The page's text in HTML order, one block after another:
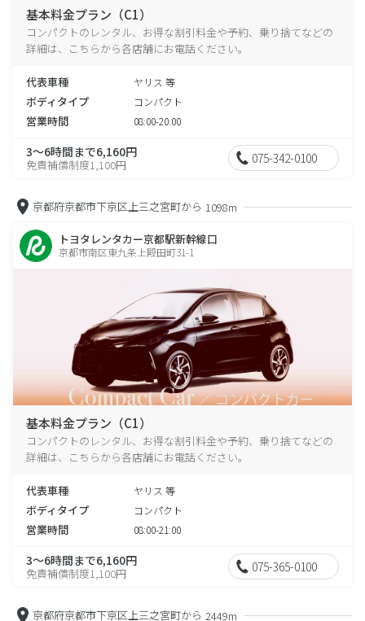
基本料金プラン（C1）
コンパクトのレンタル、お得な割引料金や予約、乗り捨てなどの
詳細は、こちらから各店舗にお電話ください。
代表車種 ヤリス 等
ボディタイプ コンパクト
営業時間 08:00-20:00
3～6時間まで6,160円
免責補償制度1,100円 075-342-0100
京都府京都市下京区上三之宮町から 1098m
トヨタレンタカー京都駅新幹線口
京都市南区東九条上殿田町31-1
基本料金プラン（C1）
コンパクトのレンタル、お得な割引料金や予約、乗り捨てなどの
詳細は、こちらから各店舗にお電話ください。
代表車種 ヤリス 等
ボディタイプ コンパクト
営業時間 08:00-21:00
3～6時間まで6,160円
免責補償制度1,100円 075-365-0100
京都府京都市下京区上三之宮町から 2449m